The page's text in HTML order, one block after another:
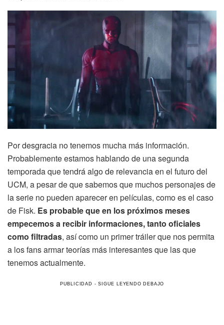
Por desgracia no tenemos mucha más información.
Probablemente estamos hablando de una segunda
temporada que tendrá algo de relevancia en el futuro del
UCM, a pesar de que sabemos que muchos personajes de
la serie no pueden aparecer en películas, como es el caso
de Fisk. Es probable que en los próximos meses
empecemos a recibir informaciones, tanto oficiales
como filtradas, así como un primer tráiler que nos permita
a los fans armar teorías más interesantes que las que
tenemos actualmente.